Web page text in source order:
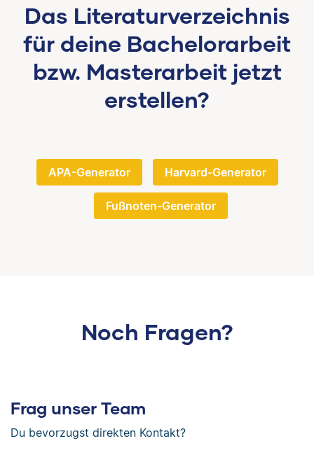
Das Literaturverzeichnis
für deine Bachelorarbeit
bzw. Masterarbeit jetzt
erstellen?
APA-Generator Harvard-Generator
Fußnoten-Generator
Noch Fragen?
Frag unser Team
Du bevorzugst direkten Kontakt?